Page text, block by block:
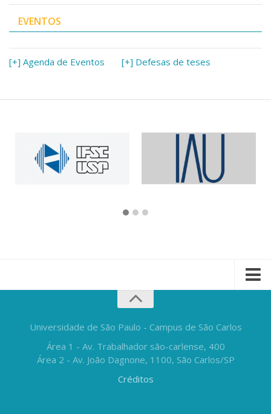
EVENTOS
[+] Agenda de Eventos [+] Defesas de teses
Universidade de São Paulo - Campus de São Carlos
Área 1 - Av. Trabalhador são-carlense, 400
Área 2 - Av. João Dagnone, 1100, São Carlos/SP
Créditos